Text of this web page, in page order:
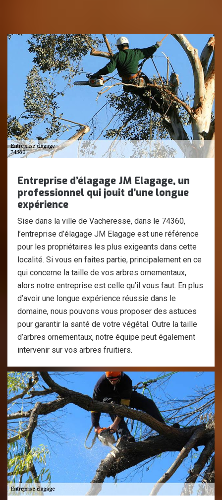
Entreprise d’élagage JM Elagage, un
professionnel qui jouit d’une longue
expérience
Sise dans la ville de Vacheresse, dans le 74360,
l’entreprise d’élagage JM Elagage est une référence
pour les propriétaires les plus exigeants dans cette
localité. Si vous en faites partie, principalement en ce
qui concerne la taille de vos arbres ornementaux,
alors notre entreprise est celle qu’il vous faut. En plus
d’avoir une longue expérience réussie dans le
domaine, nous pouvons vous proposer des astuces
pour garantir la santé de votre végétal. Outre la taille
d’arbres ornementaux, notre équipe peut également
intervenir sur vos arbres fruitiers.